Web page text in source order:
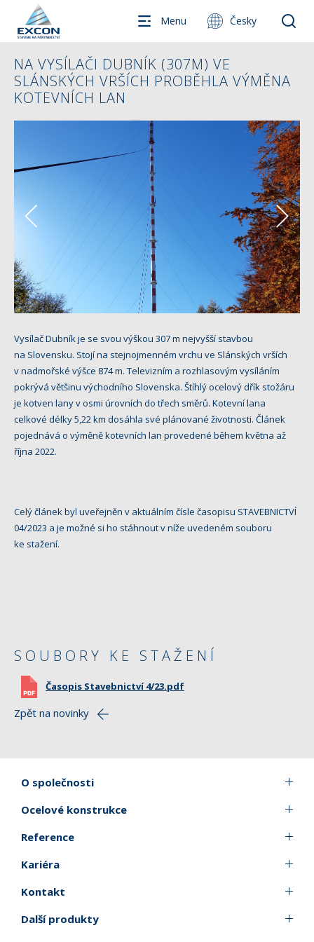
Menu Česky
NA VYSÍLAČI DUBNÍK (307M) VE
SLÁNSKÝCH VRŠÍCH PROBĚHLA VÝMĚNA
KOTEVNÍCH LAN
Vysílač Dubník je se svou výškou 307 m nejvyšší stavbou
na Slovensku. Stojí na stejnojmenném vrchu ve Slánských vrších
v nadmořské výšce 874 m. Televizním a rozhlasovým vysíláním
pokrývá většinu východního Slovenska. Štíhlý ocelový dřík stožáru
je kotven lany v osmi úrovních do třech směrů. Kotevní lana
celkové délky 5,22 km dosáhla své plánované životnosti. Článek
pojednává o výměně kotevních lan provedené během května až
října 2022.
Celý článek byl uveřejněn v aktuálním čísle časopisu STAVEBNICTVÍ
04/2023 a je možné si ho stáhnout v níže uvedeném souboru
ke stažení.
SOUBORY KE STAŽENÍ
Časopis Stavebnictví 4/23.pdf
Zpět na novinky
O společnosti
Ocelové konstrukce
Reference
Kariéra
Kontakt
Další produkty